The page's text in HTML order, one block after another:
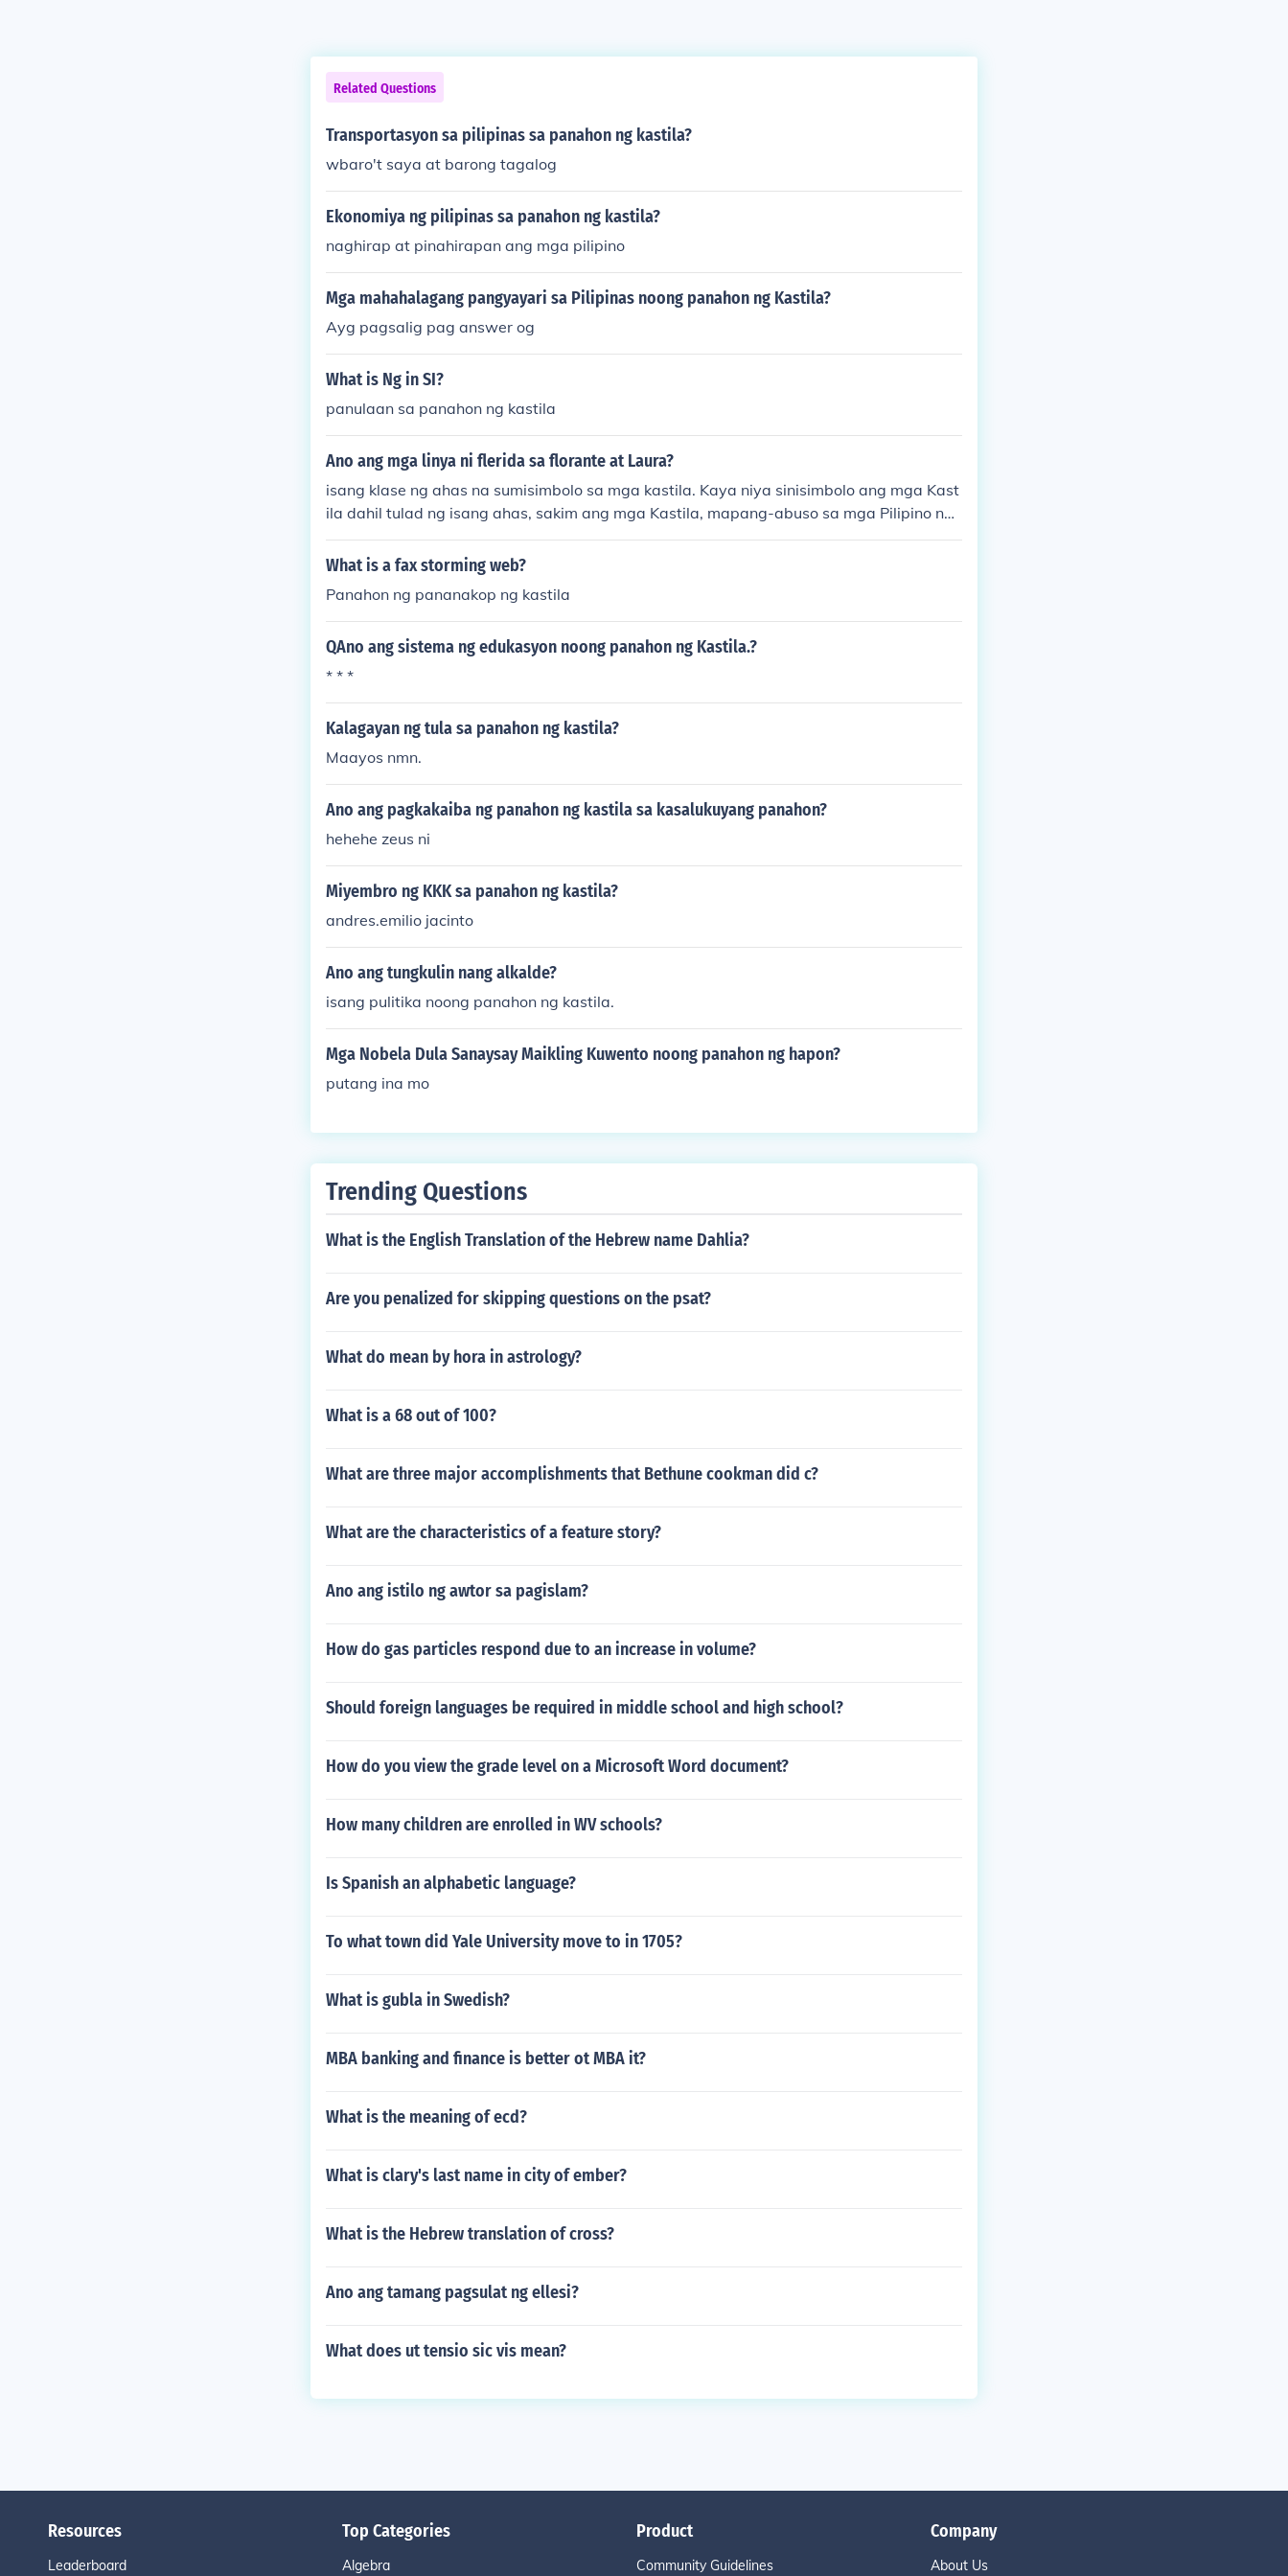
Related Questions
Transportasyon sa pilipinas sa panahon ng kastila?
wbaro't saya at barong tagalog
Ekonomiya ng pilipinas sa panahon ng kastila?
naghirap at pinahirapan ang mga pilipino
Mga mahahalagang pangyayari sa Pilipinas noong panahon ng Kastila?
Ayg pagsalig pag answer og
What is Ng in SI?
panulaan sa panahon ng kastila
Ano ang mga linya ni flerida sa florante at Laura?
isang klase ng ahas na sumisimbolo sa mga kastila. Kaya niya sinisimbolo ang mga Kast
ila dahil tulad ng isang ahas, sakim ang mga Kastila, mapang-abuso sa mga Pilipino nun
g panahon ng mga Kastila sa Pilipinas.
What is a fax storming web?
Panahon ng pananakop ng kastila
QAno ang sistema ng edukasyon noong panahon ng Kastila.?
* * *
Kalagayan ng tula sa panahon ng kastila?
Maayos nmn.
Ano ang pagkakaiba ng panahon ng kastila sa kasalukuyang panahon?
hehehe zeus ni
Miyembro ng KKK sa panahon ng kastila?
andres.emilio jacinto
Ano ang tungkulin nang alkalde?
isang pulitika noong panahon ng kastila.
Mga Nobela Dula Sanaysay Maikling Kuwento noong panahon ng hapon?
putang ina mo
Trending Questions
What is the English Translation of the Hebrew name Dahlia?
Are you penalized for skipping questions on the psat?
What do mean by hora in astrology?
What is a 68 out of 100?
What are three major accomplishments that Bethune cookman did c?
What are the characteristics of a feature story?
Ano ang istilo ng awtor sa pagislam?
How do gas particles respond due to an increase in volume?
Should foreign languages be required in middle school and high school?
How do you view the grade level on a Microsoft Word document?
How many children are enrolled in WV schools?
Is Spanish an alphabetic language?
To what town did Yale University move to in 1705?
What is gubla in Swedish?
MBA banking and finance is better ot MBA it?
What is the meaning of ecd?
What is clary's last name in city of ember?
What is the Hebrew translation of cross?
Ano ang tamang pagsulat ng ellesi?
What does ut tensio sic vis mean?
Resources
Leaderboard
Top Categories
Algebra
Product
Community Guidelines
Company
About Us